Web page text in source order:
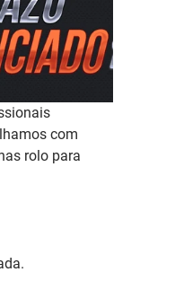
com
rolo para